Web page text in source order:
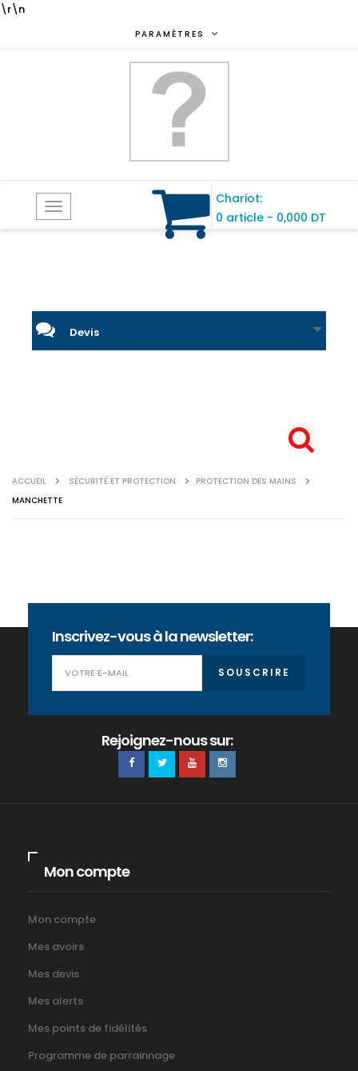
\r\n
PARAMÈTRES
Toggle
Chariot:
0 article - 0,000 DT
Devis
ACCUEIL SÉCURITÉ ET PROTECTION
PROTECTION DES MAINS
MANCHETTE
Inscrivez-vous à la newsletter:
SOUSCRIRE
Rejoignez-nous sur:
Mon compte
Mon compte
Mes avoirs
Mes devis
Mes alerts
Mes points de fidélités
Programme de parrainnage